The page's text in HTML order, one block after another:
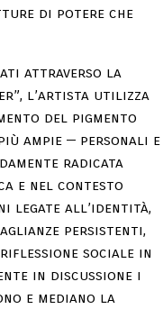
di potere che
attraverso la
l’artista utilizza
del pigmento
ampie — personali e
radicata
e nel contesto
legate all’identità,
persistenti,
sociale in
in discussione i
e mediano la